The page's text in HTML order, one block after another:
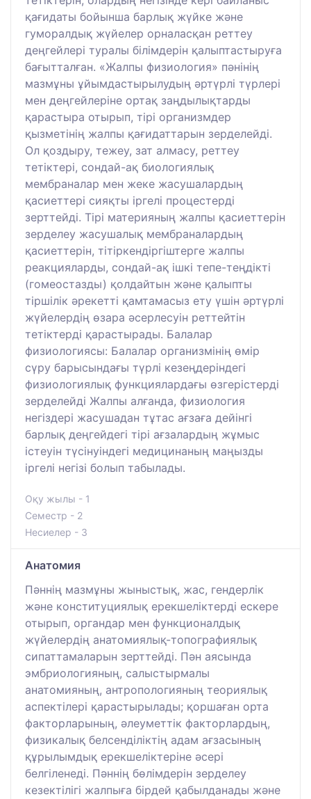
қағидаты бойынша барлық жүйке және
гуморалдық жүйелер орналасқан реттеу
деңгейлері туралы білімдерін қалыптастыруға
бағытталған. «Жалпы физиология» пәнінің
мазмұны ұйымдастырылудың әртүрлі түрлері
мен деңгейлеріне ортақ заңдылықтарды
қарастыра отырып, тірі организмдер
қызметінің жалпы қағидаттарын зерделейді.
Ол қоздыру, тежеу, зат алмасу, реттеу
тетіктері, сондай-ақ биологиялық
мембраналар мен жеке жасушалардың
қасиеттері сияқты іргелі процестерді
зерттейді. Тірі материяның жалпы қасиеттерін
зерделеу жасушалық мембраналардың
қасиеттерін, тітіркендіргіштерге жалпы
реакцияларды, сондай-ақ ішкі тепе-теңдікті
(гомеостазды) қолдайтын және қалыпты
тіршілік әрекетті қамтамасыз ету үшін әртүрлі
жүйелердің өзара әсерлесуін реттейтін
тетіктерді қарастырады. Балалар
физиологиясы: Балалар организмінің өмір
сүру барысындағы түрлі кезеңдеріндегі
физиологиялық функциялардағы өзгерістерді
зерделейді Жалпы алғанда, физиология
негіздері жасушадан тұтас ағзаға дейінгі
барлық деңгейдегі тірі ағзалардың жұмыс
істеуін түсінуіндегі медицинаның маңызды
іргелі негізі болып табылады.
Оқу жылы - 1
Семестр - 2
Несиелер - 3
Анатомия
Пәннің мазмұны жыныстық, жас, гендерлік
және конституциялық ерекшеліктерді ескере
отырып, органдар мен функционалдық
жүйелердің анатомиялық-топографиялық
сипаттамаларын зерттейді. Пән аясында
эмбриологияның, салыстырмалы
анатомияның, антропологияның теориялық
аспектілері қарастырылады; қоршаған орта
факторларының, әлеуметтік факторлардың,
физикалық белсенділіктің адам ағзасының
құрылымдық ерекшеліктеріне әсері
белгіленеді. Пәннің бөлімдерін зерделеу
кезектілігі жалпыға бірдей қабылданады және